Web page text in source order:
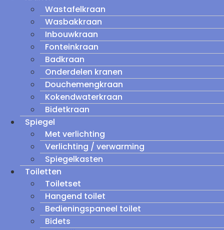
Wastafelkraan
Wasbakkraan
Inbouwkraan
Fonteinkraan
Badkraan
Onderdelen kranen
Douchemengkraan
Kokendwaterkraan
Bidetkraan
Spiegel
Met verlichting
Verlichting / verwarming
Spiegelkasten
Toiletten
Toiletset
Hangend toilet
Bedieningspaneel toilet
Bidets